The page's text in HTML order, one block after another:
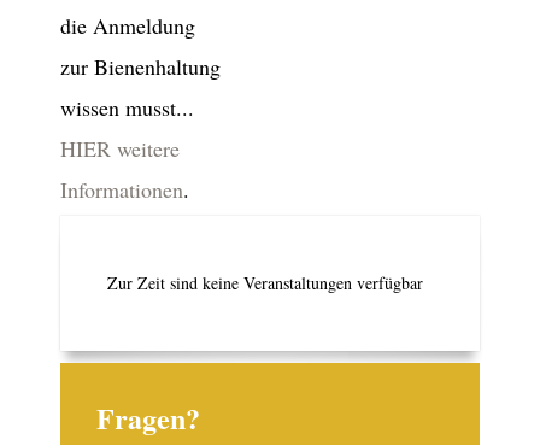
die Anmeldung
zur Bienenhaltung
wissen musst...
HIER weitere
Informationen.
Zur Zeit sind keine Veranstaltungen verfügbar
Fragen?